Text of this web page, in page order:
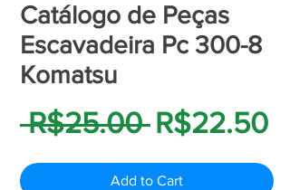
Catálogo de Peças
Escavadeira Pc 300-8
Komatsu
R$25.00 Regular
Price
R$22.50
Add to Cart